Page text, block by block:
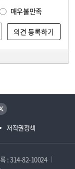
매우불만족
저작권정책
트위터
: 314-82-10024